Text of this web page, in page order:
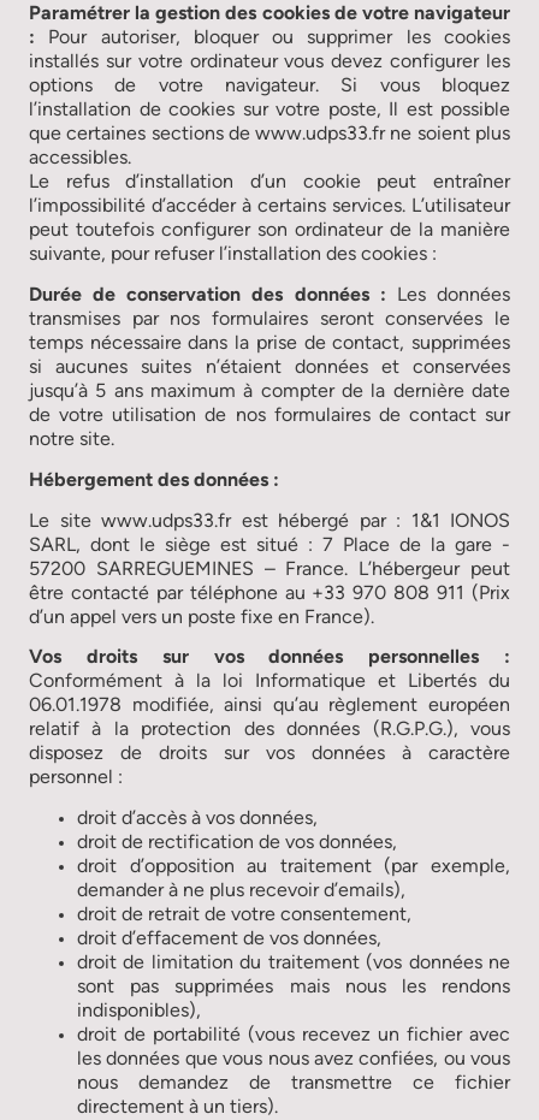
Paramétrer la gestion des cookies de votre navigateur
: Pour autoriser, bloquer ou supprimer les cookies
installés sur votre ordinateur vous devez configurer les
options de votre navigateur. Si vous bloquez
l’installation de cookies sur votre poste, Il est possible
que certaines sections de www.udps33.fr ne soient plus
accessibles.
Le refus d’installation d’un cookie peut entraîner
l’impossibilité d’accéder à certains services. L’utilisateur
peut toutefois configurer son ordinateur de la manière
suivante, pour refuser l’installation des cookies :
Durée de conservation des données : Les données
transmises par nos formulaires seront conservées le
temps nécessaire dans la prise de contact, supprimées
si aucunes suites n’étaient données et conservées
jusqu’à 5 ans maximum à compter de la dernière date
de votre utilisation de nos formulaires de contact sur
notre site.
Hébergement des données :
Le site www.udps33.fr est hébergé par : 1&1 IONOS
SARL, dont le siège est situé : 7 Place de la gare -
57200 SARREGUEMINES – France. L’hébergeur peut
être contacté par téléphone au +33 970 808 911 (Prix
d’un appel vers un poste fixe en France).
Vos droits sur vos données personnelles :
Conformément à la loi Informatique et Libertés du
06.01.1978 modifiée, ainsi qu’au règlement européen
relatif à la protection des données (R.G.P.G.), vous
disposez de droits sur vos données à caractère
personnel :
droit d’accès à vos données,
droit de rectification de vos données,
droit d’opposition au traitement (par exemple,
demander à ne plus recevoir d’emails),
droit de retrait de votre consentement,
droit d’effacement de vos données,
droit de limitation du traitement (vos données ne
sont pas supprimées mais nous les rendons
indisponibles),
droit de portabilité (vous recevez un fichier avec
les données que vous nous avez confiées, ou vous
nous demandez de transmettre ce fichier
directement à un tiers).